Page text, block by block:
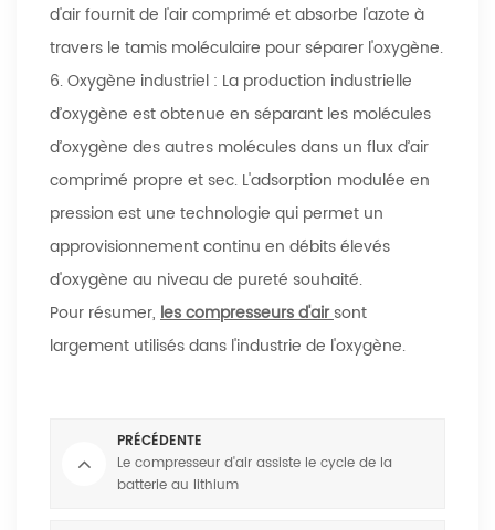
d'air fournit de l'air comprimé et absorbe l'azote à
travers le tamis moléculaire pour séparer l'oxygène.
6. Oxygène industriel : La production industrielle
d’oxygène est obtenue en séparant les molécules
d’oxygène des autres molécules dans un flux d’air
comprimé propre et sec. L'adsorption modulée en
pression est une technologie qui permet un
approvisionnement continu en débits élevés
d'oxygène au niveau de pureté souhaité.
Pour résumer, les compresseurs d'airsont
largement utilisés dans l'industrie de l'oxygène.
PRÉCÉDENTE
Le compresseur d'air assiste le cycle de la
batterie au lithium